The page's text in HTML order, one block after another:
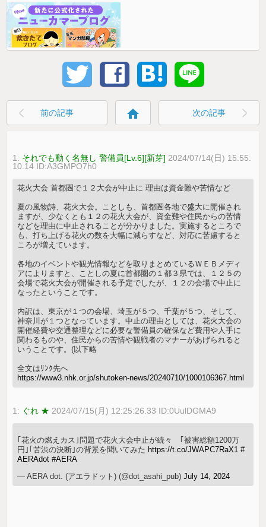
前の記事 home 次の記事
1: それでも動く名無し 警備員[Lv.6][新芽] 2024/07/14(日) 15:55:
10.14 ID:A3GMPO7h0
花火大会 首都圏で１２大会が中止に 理由は資金難や苦情など
夏の風物詩、花火大会。ことしも、首都圏各地で盛大に開催され
ますが、少なくとも１２の花火大会が、資金難や住民からの苦情
などを理由に中止されることが分かりました。実施するところで
も、打ち上げる花火の数を大幅に減らすなど、対応に苦慮すると
ころが増えています。
各地のイベントや観光情報などを取りまとめているＷＥＢメディ
アによりますと、ことしの夏に首都圏の１都３県では、１２５の
会場で花火大会が開催される予定でしたが、１２の会場で中止に
なったということです。
内訳は、東京が１つの会場、埼玉が５つ、千葉が５つ、そして、
神奈川が１つとなっています。中止の理由としては、花火大会の
開催経費や交通整理などに必要な警備員の確保など費用や人手に
関わるものや、住民からの苦情や観戦者のマナーがあげられると
いうことです。(以下略
全文はﾘﾝｸ先へ
https://www3.nhk.or.jp/shutoken-news/20240710/1000106367.html
1: ぐれ ★ 2024/07/15(月) 12:25:26.33 ID:0UulDGMA9
｢花火の燃えカス｣問題で花火大会中止が続々 ｢被害総額1200万
円｣｢苦渋の決断｣の背景を聞いてみた https://t.co/JWAPC7RaX1 #
AERAdot #AERA
— AERA dot. (アエラドット) (@dot_asahi_pub)July 14, 2024